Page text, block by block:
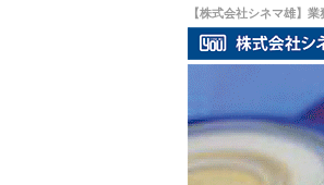
【株式会社シネマ雄】